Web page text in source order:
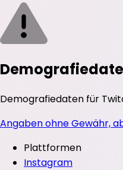
Demografiedaten für
Angaben ohne Gewähr,
Plattformen
Instagram